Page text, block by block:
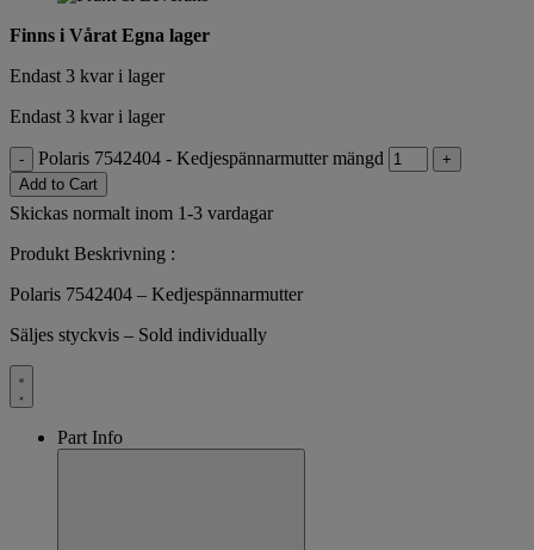
Finns i Vårat Egna lager
Endast 3 kvar i lager
Endast 3 kvar i lager
- Polaris 7542404 - Kedjespännarmutter mängd
+
Add to Cart
Skickas normalt inom 1-3 vardagar
Produkt Beskrivning :
Polaris 7542404 – Kedjespännarmutter
Säljes styckvis – Sold individually
Part Info